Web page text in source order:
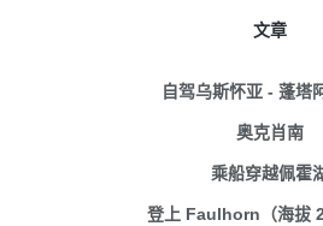
文章
自驾乌斯怀亚 - 蓬塔
奥克肖南
乘船穿越佩霍
登上 Faulhorn（海拔